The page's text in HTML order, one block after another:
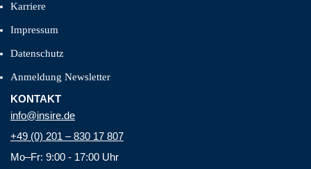
Karriere
Impressum
Datenschutz
Anmeldung Newsletter
KONTAKT
info@insire.de
+49 (0) 201 – 830 17 807
Mo–Fr: 9:00 - 17:00 Uhr